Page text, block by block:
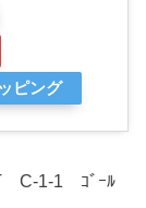
ピング
C-1-1 ｺﾞｰﾙ